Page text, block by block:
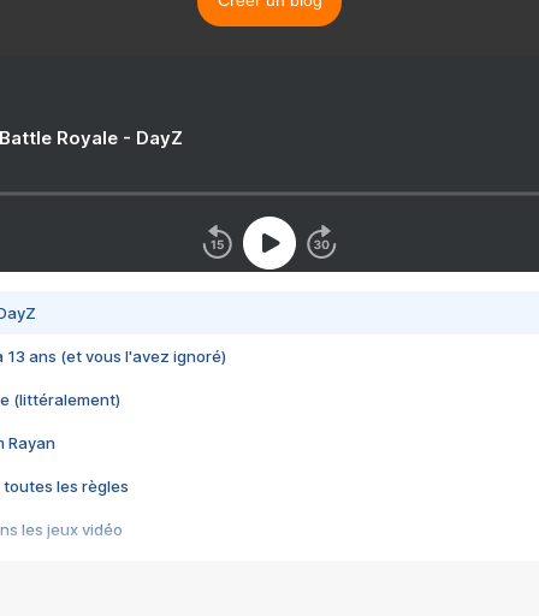
Royale - DayZ
13 ans (et vous l'avez ignoré)
(littéralement)
Rayan
toutes les règles
les jeux vidéo